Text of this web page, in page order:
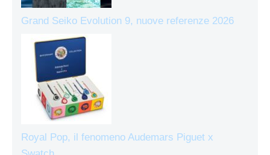
Grand Seiko Evolution 9, nuove referenze 2026
Royal Pop, il fenomeno Audemars Piguet x